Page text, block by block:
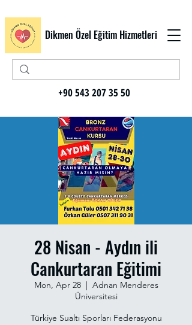
Dikmen Özel Eğitim Hizmetleri
+90 543 207 35 50
28 Nisan - Aydın ili
Cankurtaran Eğitimi
Mon, Apr 28
  |
Adnan Menderes
Üniversitesi
Türkiye Sualtı Sporları Federasyonu